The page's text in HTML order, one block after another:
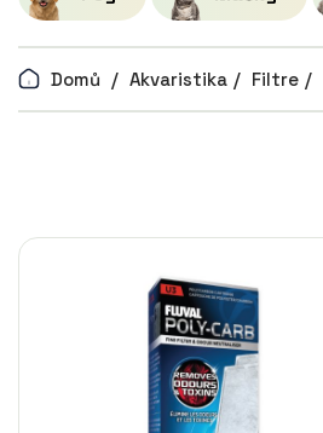
Domů Akvaristika Filtre